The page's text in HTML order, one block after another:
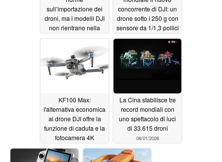
sull’importazione dei
droni, ma i modelli DJI
non rientrano nella
06/19/2026
concorrente di DJI: un
drone sotto i 250 g con
sensore da 1/1,3 pollici
e 4K a 60 fps06/12/2026
KF100 Max:
l'alternativa economica
al drone DJI offre la
funzione di caduta e la
fotocamera 4K
06/08/2026
La Cina stabilisce tre
record mondiali con
uno spettacolo di luci
di 33.615 droni
06/01/2026